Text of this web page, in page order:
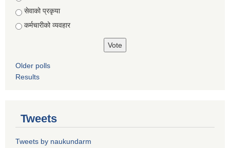
सेवाको प्रकृया
कर्मचारीको व्यवहार
Older polls
Results
Tweets
Tweets by naukundarm